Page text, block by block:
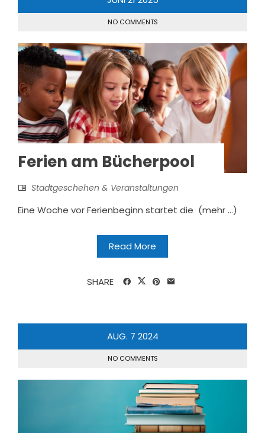
NO COMMENTS
Ferien am Bücherpool
Stadtgeschehen & Veranstaltungen
Eine Woche vor Ferienbeginn startet die (mehr …)
Read More
SHARE
AUG. 7 2024
NO COMMENTS